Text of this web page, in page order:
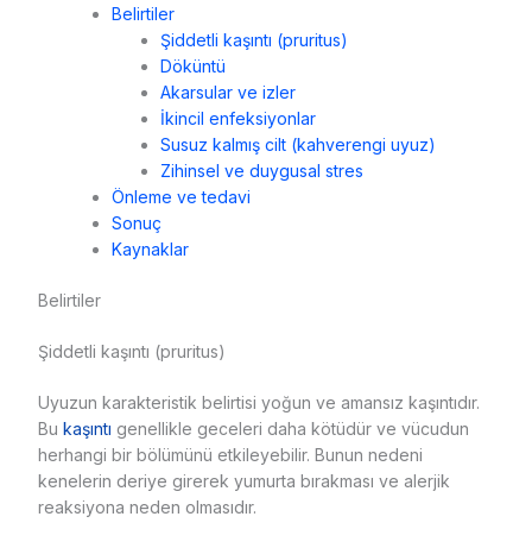
Belirtiler
Şiddetli kaşıntı (pruritus)
Döküntü
Akarsular ve izler
İkincil enfeksiyonlar
Susuz kalmış cilt (kahverengi uyuz)
Zihinsel ve duygusal stres
Önleme ve tedavi
Sonuç
Kaynaklar
Belirtiler
Şiddetli kaşıntı (pruritus)
Uyuzun karakteristik belirtisi yoğun ve amansız kaşıntıdır.
Bu kaşıntı genellikle geceleri daha kötüdür ve vücudun
herhangi bir bölümünü etkileyebilir. Bunun nedeni
kenelerin deriye girerek yumurta bırakması ve alerjik
reaksiyona neden olmasıdır.